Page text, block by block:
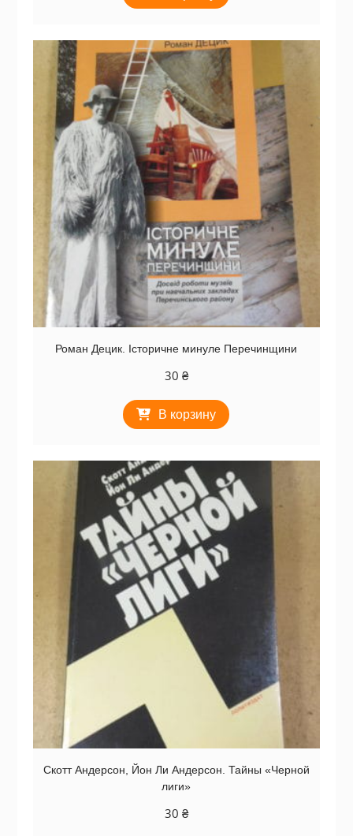
Роман Децик. Історичне минуле Пе­ре­чин­щи­­ни
30 ₴
В корзину
Скотт Андерсон, Йон Ли Андерсон. Тайны «Черной
лиги»
30 ₴